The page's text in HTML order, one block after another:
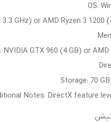
OS:
GHz) or AMD Ryzen 3 1200
NVIDIA GTX 960 (4 GB) or AMD
Storage: 70
Notes: DirectX feature